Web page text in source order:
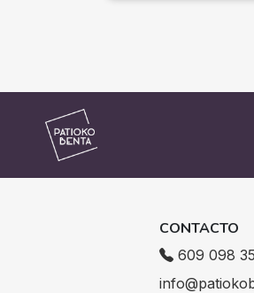
CONTACTO
609 098